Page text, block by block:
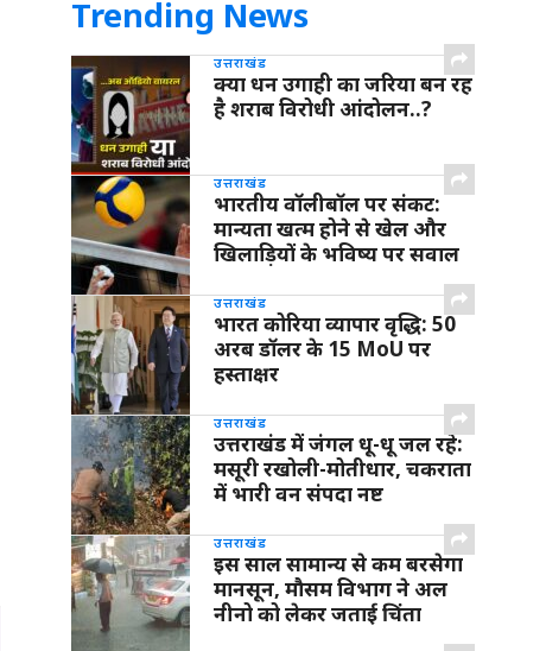
Trending News
उत्तराखंड
क्या धन उगाही का जरिया बन रह
है शराब विरोधी आंदोलन..?
उत्तराखंड
भारतीय वॉलीबॉल पर संकट:
मान्यता खत्म होने से खेल और
खिलाड़ियों के भविष्य पर सवाल
उत्तराखंड
भारत कोरिया व्यापार वृद्धि: 50
अरब डॉलर के 15 MoU पर
हस्ताक्षर
उत्तराखंड
उत्तराखंड में जंगल धू-धू जल रहे:
मसूरी रखोली-मोतीधार, चकराता
में भारी वन संपदा नष्ट
उत्तराखंड
इस साल सामान्य से कम बरसेगा
मानसून, मौसम विभाग ने अल
नीनो को लेकर जताई चिंता